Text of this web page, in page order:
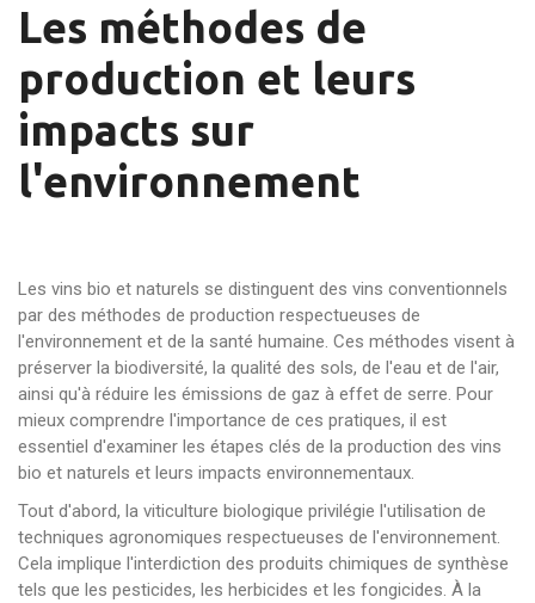
Les méthodes de
production et leurs
impacts sur
l'environnement
Les vins bio et naturels se distinguent des vins conventionnels
par des méthodes de production respectueuses de
l'environnement et de la santé humaine. Ces méthodes visent à
préserver la biodiversité, la qualité des sols, de l'eau et de l'air,
ainsi qu'à réduire les émissions de gaz à effet de serre. Pour
mieux comprendre l'importance de ces pratiques, il est
essentiel d'examiner les étapes clés de la production des vins
bio et naturels et leurs impacts environnementaux.
Tout d'abord, la viticulture biologique privilégie l'utilisation de
techniques agronomiques respectueuses de l'environnement.
Cela implique l'interdiction des produits chimiques de synthèse
tels que les pesticides, les herbicides et les fongicides. À la